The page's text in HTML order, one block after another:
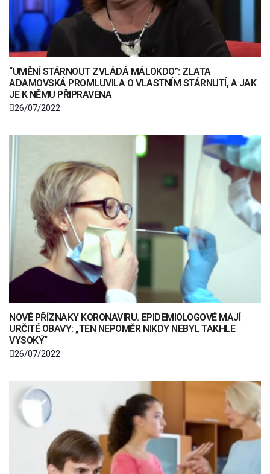
“UMĚNÍ STÁRNOUT ZVLÁDÁ MÁLOKDO”: ZLATA
ADAMOVSKÁ PROMLUVILA O VLASTNÍM STÁRNUTÍ, A JAK
JE K NĚMU PŘIPRAVENA
26/07/2022
NOVÉ PŘÍZNAKY KORONAVIRU. EPIDEMIOLOGOVÉ MAJÍ
URČITÉ OBAVY: „TEN NEPOMĚR NIKDY NEBYL TAKHLE
VYSOKÝ“
26/07/2022